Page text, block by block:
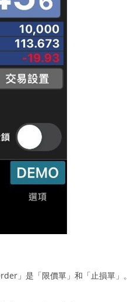
」是「限價單」和「止損單」。